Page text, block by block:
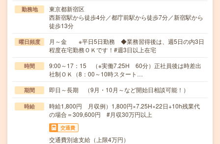
勤務地
東京都新宿区
西新宿駅から徒歩4分／都庁前駅から徒歩7分／新宿駅から
徒歩13分
曜日頻度
月～金 ※平日5日勤務 ◆業務習得後は、週5日の内3日
程度在宅勤務ＯＫです！#週3日以上在宅
時間
9:00～17：15 （※実働7.25H 60分）正社員後は時差出
社制ＯＫ（8：00～10時スタート…
期間 即日～長期 （9月・10月～など開始日相談可能！）
時給
時給1,800円 月収例）1,800円×7.25H×22日+10h残業代
の場合＝309,600円 #月収30万円以上
交通費
交通費別途支給（上限4万円）